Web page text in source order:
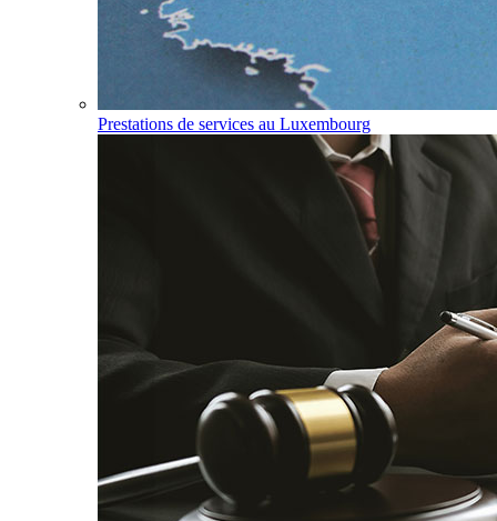
Prestations de services au Luxembourg